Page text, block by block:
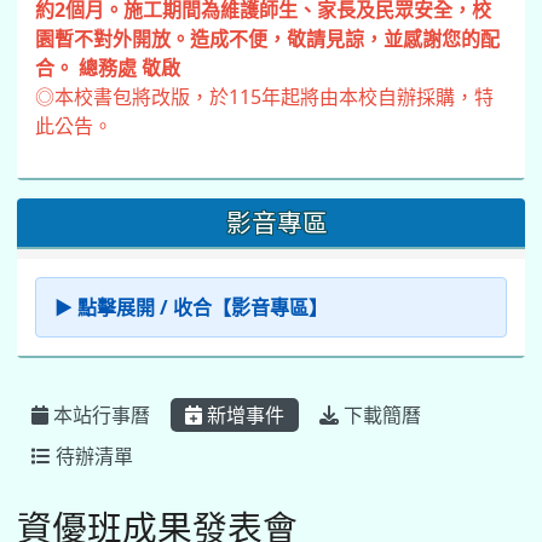
台入口登入。
◎同德國中115學年度資優鑑定複試放榜暨家長說明會
公告(點擊後請下拉閱讀)
◎本校115學年度新生入學實施總量管制(詳情請見新生
專區)
◎本校自7月1日（三）起進行校門口地坪施工，施工期
約2個月。施工期間為維護師生、家長及民眾安全，校
園暫不對外開放。造成不便，敬請見諒，並感謝您的配
合。 總務處 敬啟
◎本校書包將改版，於115年起將由本校自辦採購，特
此公告。
影音專區
▶ 點擊展開 / 收合【影音專區】